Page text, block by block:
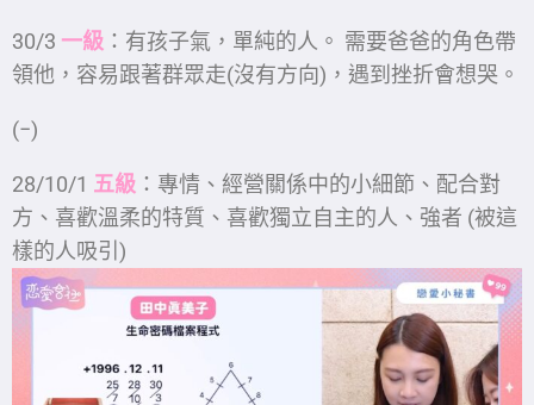
30/3 一級 ：有孩子氣，單純的人。 需要爸爸的角色帶
領他，容易跟著群眾走(沒有方向)，遇到挫折會想哭。
(−)
28/10/1 五級 ：專情、經營關係中的小細節、配合對
方、喜歡溫柔的特質、喜歡獨立自主的人、強者 (被這
樣的人吸引)